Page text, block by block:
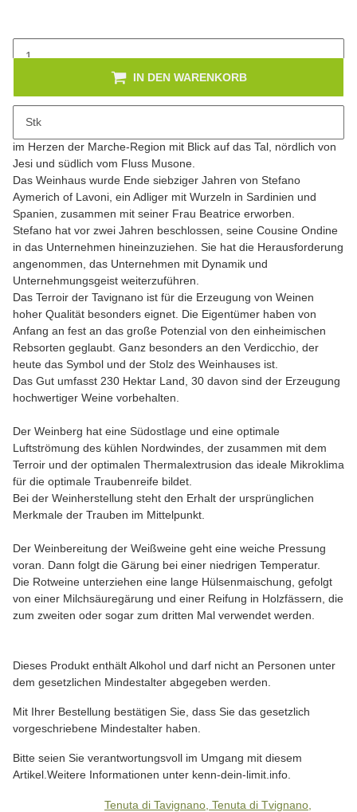
Stk
IN DEN WARENKORB
Tenuta di Tavignano liegt im kleinen Dorf Cingoli auf einem Hügel
im Herzen der Marche-Region mit Blick auf das Tal, nördlich von
Jesi und südlich vom Fluss Musone.
Das Weinhaus wurde Ende siebziger Jahren von Stefano
Aymerich of Lavoni, ein Adliger mit Wurzeln in Sardinien und
Spanien, zusammen mit seiner Frau Beatrice erworben.
Stefano hat vor zwei Jahren beschlossen, seine Cousine Ondine
in das Unternehmen hineinzuziehen. Sie hat die Herausforderung
angenommen, das Unternehmen mit Dynamik und
Unternehmungsgeist weiterzuführen.
Das Terroir der Tavignano ist für die Erzeugung von Weinen
hoher Qualität besonders eignet. Die Eigentümer haben von
Anfang an fest an das große Potenzial von den einheimischen
Rebsorten geglaubt. Ganz besonders an den Verdicchio, der
heute das Symbol und der Stolz des Weinhauses ist.
Das Gut umfasst 230 Hektar Land, 30 davon sind der Erzeugung
hochwertiger Weine vorbehalten.
Der Weinberg hat eine Südostlage und eine optimale
Luftströmung des kühlen Nordwindes, der zusammen mit dem
Terroir und der optimalen Thermalextrusion das ideale Mikroklima
für die optimale Traubenreife bildet.
Bei der Weinherstellung steht den Erhalt der ursprünglichen
Merkmale der Trauben im Mittelpunkt.
Der Weinbereitung der Weißweine geht eine weiche Pressung
voran. Dann folgt die Gärung bei einer niedrigen Temperatur.
Die Rotweine unterziehen eine lange Hülsenmaischung, gefolgt
von einer Milchsäuregärung und einer Reifung in Holzfässern, die
zum zweiten oder sogar zum dritten Mal verwendet werden.
Dieses Produkt enthält Alkohol und darf nicht an Personen unter
dem gesetzlichen Mindestalter abgegeben werden.
Mit Ihrer Bestellung bestätigen Sie, dass Sie das gesetzlich
vorgeschriebene Mindestalter haben.
Bitte seien Sie verantwortungsvoll im Umgang mit diesem
Artikel.Weitere Informationen unter kenn-dein-limit.info.
Tenuta di Tavignano, Tenuta di Tvignano,